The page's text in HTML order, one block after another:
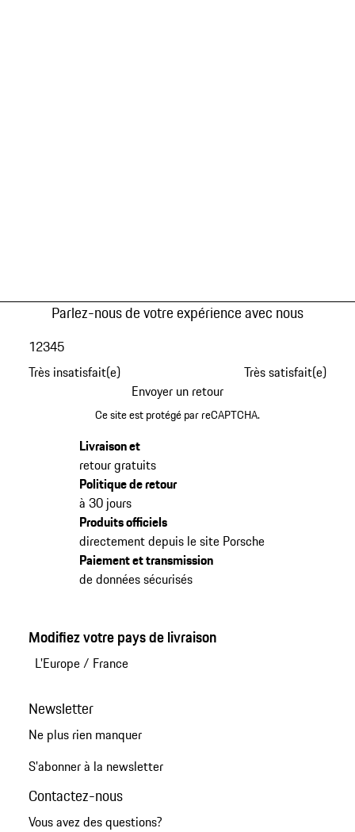
Parlez-nous de votre expérience avec nous
Très insatisfait(e)
12345
Très satisfait(e)
Envoyer un retour
Ce site est protégé par reCAPTCHA.
Livraison et
retour gratuits
Politique de retour
à 30 jours
Produits officiels
directement depuis le site Porsche
Paiement et transmission
de données sécurisés
Modifiez votre pays de livraison
L'Europe/ France
Newsletter
Ne plus rien manquer
S'abonner à la newsletter
Contactez-nous
Vous avez des questions?